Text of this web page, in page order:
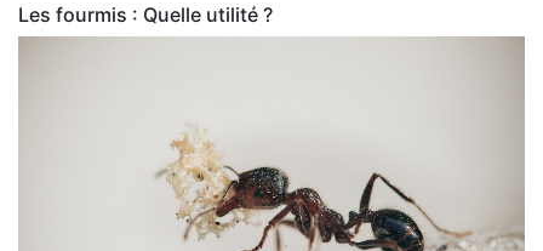
Les fourmis : Quelle utilité ?